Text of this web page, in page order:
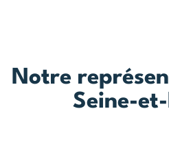
Notre
Seine-